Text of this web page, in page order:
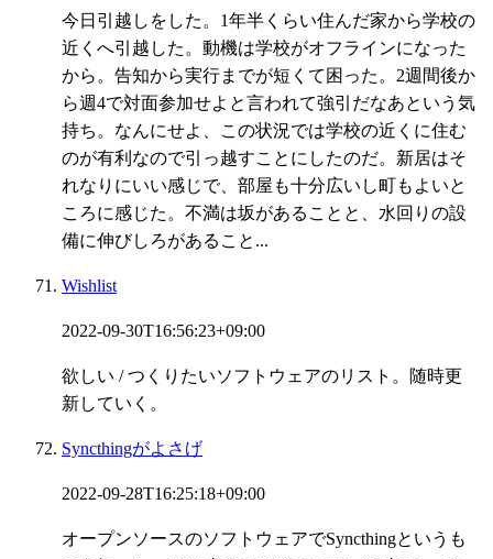
今日引越しをした。1年半くらい住んだ家から学校の
近くへ引越した。動機は学校がオフラインになった
から。告知から実行までが短くて困った。2週間後か
ら週4で対面参加せよと言われて強引だなあという気
持ち。なんにせよ、この状況では学校の近くに住む
のが有利なので引っ越すことにしたのだ。新居はそ
れなりにいい感じで、部屋も十分広いし町もよいと
ころに感じた。不満は坂があることと、水回りの設
備に伸びしろがあること...
Wishlist
2022-09-30T16:56:23+09:00
欲しい / つくりたいソフトウェアのリスト。随時更
新していく。
Syncthingがよさげ
2022-09-28T16:25:18+09:00
オープンソースのソフトウェアでSyncthingというも